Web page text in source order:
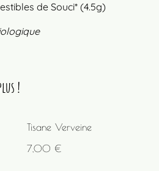
de Souci* (4.5g)
!
Tisane Verveine
7,00 €